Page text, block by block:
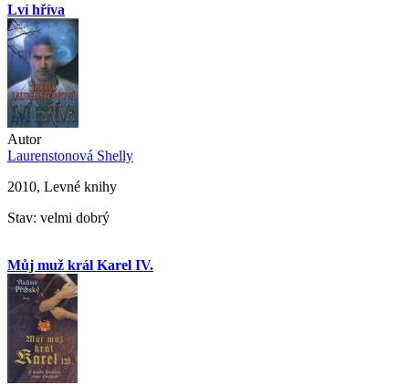
Lví hříva
Autor
Laurenstonová Shelly
2010, Levné knihy
Stav: velmi dobrý
Můj muž král Karel IV.